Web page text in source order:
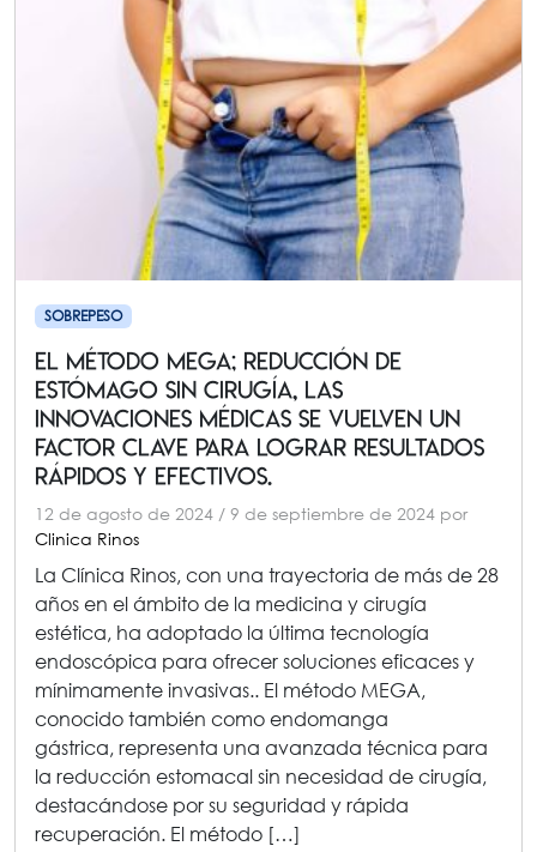
SOBREPESO
El método MEGA; reducción DE
estómago sin cirugía, las
innovaciones médicas se vuelven un
factor clave para lograr resultados
rápidos y efectivos.
12 de agosto de 2024 / 9 de septiembre de 2024 por
Clinica Rinos
La Clínica Rinos, con una trayectoria de más de 28
años en el ámbito de la medicina y cirugía
estética, ha adoptado la última tecnología
endoscópica para ofrecer soluciones eficaces y
mínimamente invasivas.. El método MEGA,
conocido también como endomanga
gástrica, representa una avanzada técnica para
la reducción estomacal sin necesidad de cirugía,
destacándose por su seguridad y rápida
recuperación. El método […]